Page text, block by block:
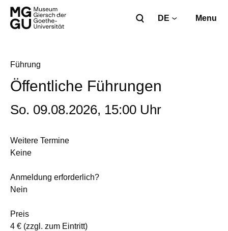
DE Menu
Führung
Öffentliche Führungen
So. 09.08.2026, 15:00 Uhr
Weitere Termine
Keine
Anmeldung erforderlich?
Nein
Preis
4 € (zzgl. zum Eintritt)